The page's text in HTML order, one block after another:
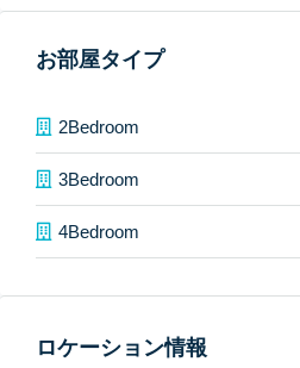
お部屋タイプ
2Bedroom
3Bedroom
4Bedroom
ロケーション情報